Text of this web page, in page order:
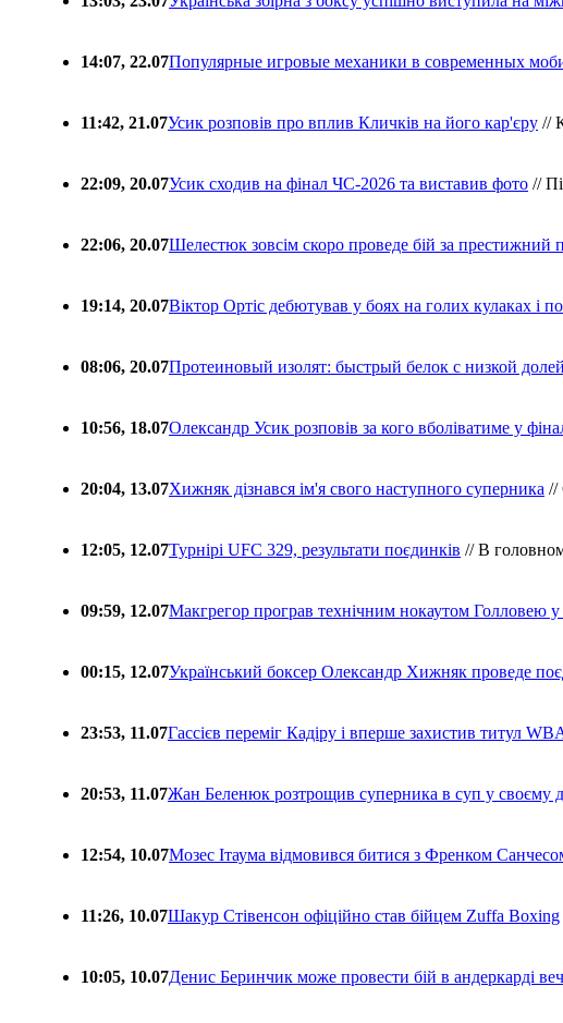
14:07, 22.07Популярные игровые механики в современных
11:42, 21.07Усик розповів про вплив Кличків на його кар'єру //
22:09, 20.07Усик сходив на фінал ЧС-2026 та виставив фото //
22:06, 20.07Шелестюк зовсім скоро проведе бій за престижний
19:14, 20.07Віктор Ортіс дебютував у боях на голих кулаках і
08:06, 20.07Протеиновый изолят: быстрый белок с низкой
10:56, 18.07Олександр Усик розповів за кого вболіватиме у
20:04, 13.07Хижняк дізнався ім'я свого наступного суперника //
12:05, 12.07Турнірі UFC 329, результати поєдинків // В
09:59, 12.07Макгрегор програв технічним нокаутом Голловею
00:15, 12.07Український боксер Олександр Хижняк проведе
23:53, 11.07Гассієв переміг Кадіру і вперше захистив титул
20:53, 11.07Жан Беленюк розтрощив суперника в суп у
12:54, 10.07Мозес Ітаума відмовився битися з Френком
11:26, 10.07Шакур Стівенсон офіційно став бійцем Zuffa Boxing
10:05, 10.07Денис Беринчик може провести бій в андеркарді